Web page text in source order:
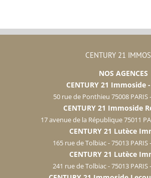
CENTURY 21
NOS AGENCES
CENTURY 21 Immoside
50 rue de Ponthieu 75008 PARIS
CENTURY 21 Immoside
17 avenue de la République 75011
CENTURY 21 Lutèce
165 rue de Tolbiac - 75013 PARIS
CENTURY 21 Lutèce
241 rue de Tolbiac - 75013 PARIS